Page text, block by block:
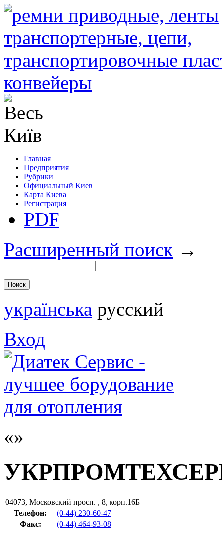
Главная
Предприятия
Рубрики
Официальный Киев
Карта Киева
Регистрация
PDF
Расширенный поиск →
українська русский
Вход
04073, Московский просп. , 8, корп.16Б
Телефон:
(0-44) 230-60-47
Факс: (0-44) 464-93-08